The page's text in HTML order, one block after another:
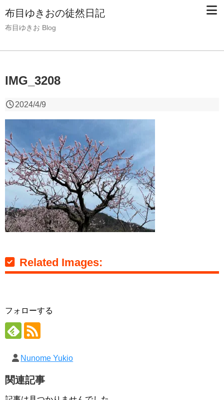
布目ゆきおの徒然日記
布目ゆきお Blog
IMG_3208
2024/4/9
Related Images:
フォローする
Nunome Yukio
関連記事